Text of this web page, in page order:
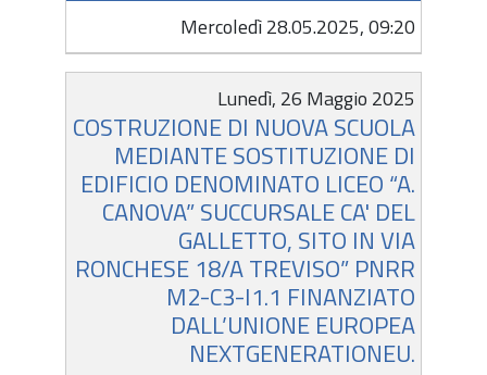
Mercoledì 28.05.2025, 09:20
Lunedì, 26 Maggio 2025
COSTRUZIONE DI NUOVA SCUOLA
MEDIANTE SOSTITUZIONE DI
EDIFICIO DENOMINATO LICEO “A.
CANOVA” SUCCURSALE CA' DEL
GALLETTO, SITO IN VIA
RONCHESE 18/A TREVISO” PNRR
M2-C3-I1.1 FINANZIATO
DALL’UNIONE EUROPEA
NEXTGENERATIONEU.